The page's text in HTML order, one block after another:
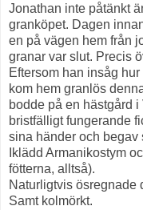
Jonathan inte påtänkt
granköpet. Dagen
en på vägen hem från
granar var slut. Precis
Eftersom han insåg
kom hem granlös
bodde på en hästgård
bristfälligt fungerande
sina händer och begav
Iklädd Armanikostym
fötterna, alltså).
Naturligtvis ösregnade
Samt kolmörkt.